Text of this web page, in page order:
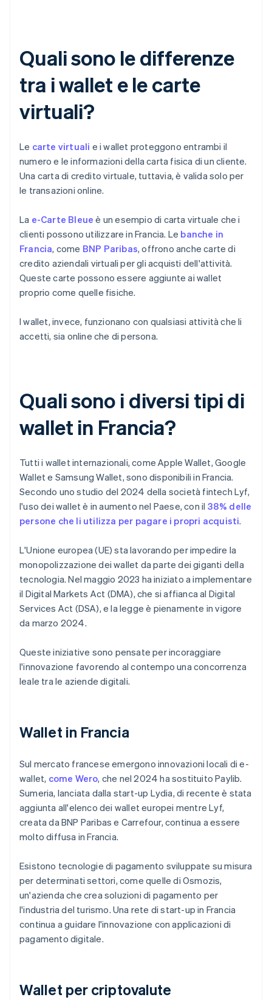
Quali sono le differenze
tra i wallet e le carte
virtuali?
Le carte virtuali e i wallet proteggono entrambi il
numero e le informazioni della carta fisica di un cliente.
Una carta di credito virtuale, tuttavia, è valida solo per
le transazioni online.
La e-Carte Bleue è un esempio di carta virtuale che i
clienti possono utilizzare in Francia. Le banche in
Francia, come BNP Paribas, offrono anche carte di
credito aziendali virtuali per gli acquisti dell'attività.
Queste carte possono essere aggiunte ai wallet
proprio come quelle fisiche.
I wallet, invece, funzionano con qualsiasi attività che li
accetti, sia online che di persona.
Quali sono i diversi tipi di
wallet in Francia?
Tutti i wallet internazionali, come Apple Wallet, Google
Wallet e Samsung Wallet, sono disponibili in Francia.
Secondo uno studio del 2024 della società fintech Lyf,
l'uso dei wallet è in aumento nel Paese, con il 38% delle
persone che li utilizza per pagare i propri acquisti.
L'Unione europea (UE) sta lavorando per impedire la
monopolizzazione dei wallet da parte dei giganti della
tecnologia. Nel maggio 2023 ha iniziato a implementare
il Digital Markets Act (DMA), che si affianca al Digital
Services Act (DSA), e la legge è pienamente in vigore
da marzo 2024.
Queste iniziative sono pensate per incoraggiare
l'innovazione favorendo al contempo una concorrenza
leale tra le aziende digitali.
Wallet in Francia
Sul mercato francese emergono innovazioni locali di e-
wallet, come Wero, che nel 2024 ha sostituito Paylib.
Sumeria, lanciata dalla start-up Lydia, di recente è stata
aggiunta all'elenco dei wallet europei mentre Lyf,
creata da BNP Paribas e Carrefour, continua a essere
molto diffusa in Francia.
Esistono tecnologie di pagamento sviluppate su misura
per determinati settori, come quelle di Osmozis,
un'azienda che crea soluzioni di pagamento per
l'industria del turismo. Una rete di start-up in Francia
continua a guidare l'innovazione con applicazioni di
pagamento digitale.
Wallet per criptovalute